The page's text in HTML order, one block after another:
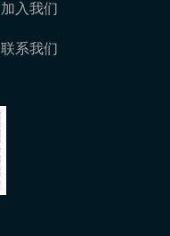
加入我们
联系我们